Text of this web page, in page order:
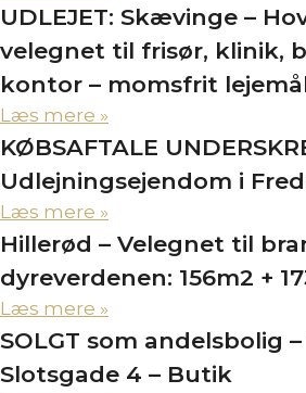
UDLEJET: Skævinge –
velegnet til frisør, klinik,
kontor – momsfrit
Læs mere »
KØBSAFTALE
Udlejningsejendom i
Læs mere »
Hillerød – Velegnet til
dyreverdenen: 156m2 +
Læs mere »
SOLGT som andelsbolig
Slotsgade 4 – Butik